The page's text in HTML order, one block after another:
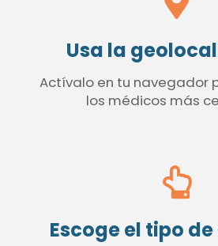
Usa la
Actívalo en tu navegador
los médicos más
Escoge el tipo